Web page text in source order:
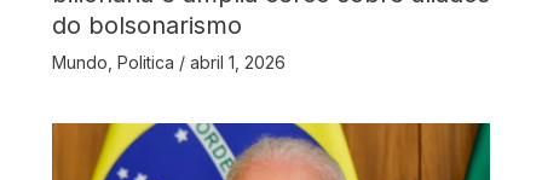
do bolsonarismo
Mundo Politica / abril 1, 2026